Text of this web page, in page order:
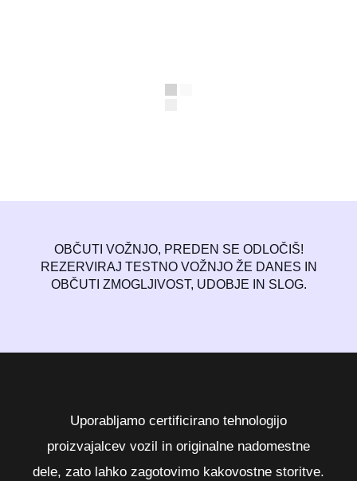
OBČUTI VOŽNJO, PREDEN SE ODLOČIŠ!
REZERVIRAJ TESTNO VOŽNJO ŽE DANES IN
OBČUTI ZMOGLJIVOST, UDOBJE IN SLOG.
Uporabljamo certificirano tehnologijo
proizvajalcev vozil in originalne nadomestne
dele, zato lahko zagotovimo kakovostne storitve.